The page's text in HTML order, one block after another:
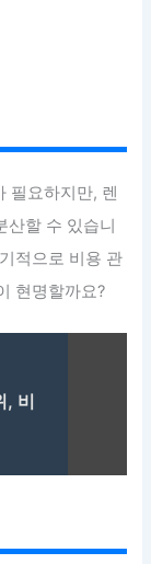
필요하지만, 렌
산할 수 있습니
적으로 비용 관
현명할까요?
, 비